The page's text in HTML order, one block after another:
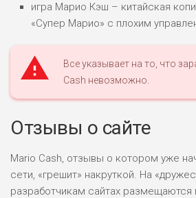
игра Марио Кэш – китайская
«Супер Марио» с плохим
Все указывает на то, что
Cash невозможно.
Отзывы о сайте
Mario Cash, отзывы о котором уже
сети, «грешит» накруткой. На
разработчикам сайтах размещаются